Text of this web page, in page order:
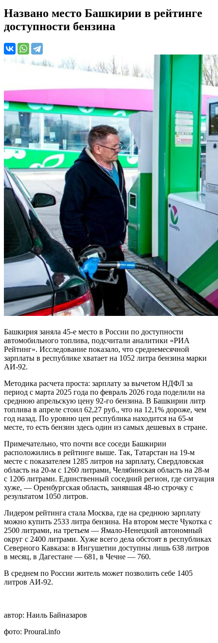
Названо место Башкирии в рейтинге
доступности бензина
Башкирия заняла 45-е место в России по доступности
автомобильного топлива, подсчитали аналитики «РИА
Рейтинг». Исследование показало, что среднемесячной
зарплаты в республике хватает на 1052 литра бензина марки
АИ-92.
Методика расчета проста: зарплату за вычетом НДФЛ за
период с марта 2025 года по февраль 2026 года поделили на
среднюю апрельскую цену 92-го бензина. В Башкирии литр
топлива в апреле стоил 62,27 руб., что на 12,1% дороже, чем
год назад. По уровню цен республика находится на 65-м
месте, то есть бензин здесь один из самых дешевых в стране.
Примечательно, что почти все соседи Башкирии
расположились в рейтинге выше. Так, Татарстан на 19-м
месте с показателем 1285 литров на зарплату, Свердловская
область на 20-м с 1260 литрами, Челябинская область на 28-м
с 1206 литрами. Единственный соседний регион, где ситуация
хуже, — Оренбургская область, занявшая 48-ю строчку с
результатом 1050 литров.
Лидером рейтинга стала Москва, где на среднюю зарплату
можно купить 2533 литра бензина. На втором месте Чукотка с
2500 литрами, на третьем — Ямало-Ненецкий автономный
округ с 2400 литрами. Хуже всего дела обстоят в республиках
Северного Кавказа: в Ингушетии доступны лишь 638 литров
в месяц, в Дагестане — 681, в Чечне — 760.
В среднем по России житель может позволить себе 1405
литров АИ-92.
автор: Наиль Байназаров
фото: Proural.info